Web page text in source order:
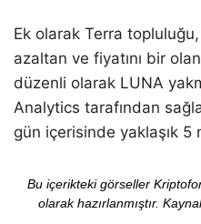
Ek olarak Terra topluluğu,
azaltan ve fiyatını bir
düzenli olarak LUNA
Analytics tarafından
gün içerisinde yaklaşık 5
Bu içerikteki görseller
olarak hazırlanmıştır.